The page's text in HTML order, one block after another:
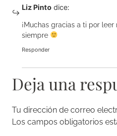
Liz Pinto dice:
¡Muchas gracias a ti por
siempre
Responder
Deja una
Tu dirección de correo
Los campos obligatorios